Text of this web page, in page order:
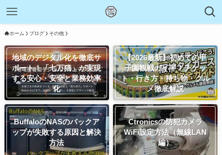
ホーム ブログ その他
地域のデジタル化を徹底サ
ポート！「七万猫」が実現
する安心・安全と業務効率
化
【2026最新】初めての甲
子園観戦ガイド！チケッ
ト・行き方・持ち物・グル
メ徹底解説
BuffaloのNASのバックア
ップが失敗する原因と解決
方法
Ctronicsの防犯カメラ
WiFi設定方法（無線LAN
編）